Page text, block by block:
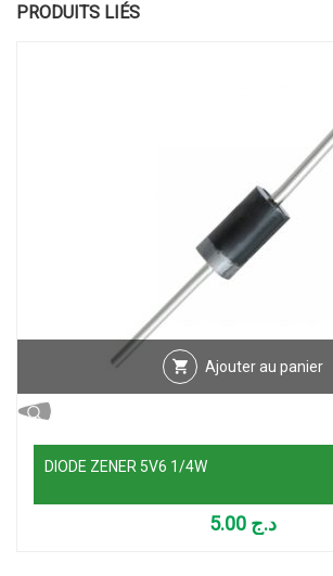
PRODUITS LIÉS
Ajouter au panier
DIODE ZENER 5V6 1/4W
د.ج